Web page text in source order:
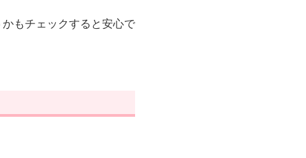
もチェックすると安心で